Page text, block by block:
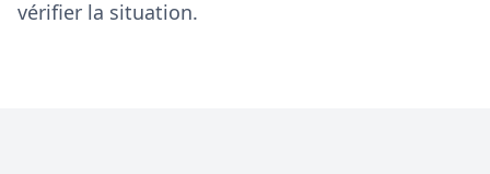
vérifier la situation.